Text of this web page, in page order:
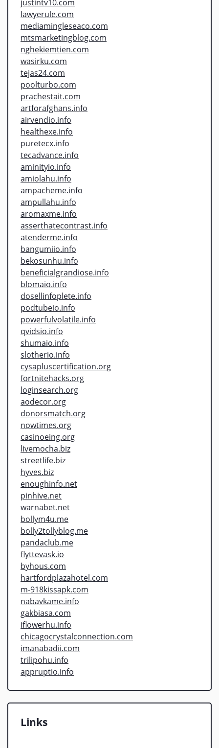
justintv10.com
lawyerule.com
mediamingleseaco.com
mtsmarketingblog.com
nghekiemtien.com
wasirku.com
tejas24.com
poolturbo.com
prachestait.com
artforafghans.info
airvendio.info
healthexe.info
puretecx.info
tecadvance.info
aminityio.info
amiolahu.info
ampacheme.info
ampullahu.info
aromaxme.info
asserthatecontrast.info
atenderme.info
bangumiio.info
bekosunhu.info
beneficialgrandiose.info
blomaio.info
dosellinfoplete.info
podtubeio.info
powerfulvolatile.info
qvidsio.info
shumaio.info
slotherio.info
cysapluscertification.org
fortnitehacks.org
loginsearch.org
aodecor.org
donorsmatch.org
nowtimes.org
casinoeing.org
livemocha.biz
streetlife.biz
hyves.biz
enoughinfo.net
pinhive.net
warnabet.net
bollym4u.me
bolly2tollyblog.me
pandaclub.me
flyttevask.io
byhous.com
hartfordplazahotel.com
m-918kissapk.com
nabavkame.info
gakbiasa.com
iflowerhu.info
chicagocrystalconnection.com
imanabadii.com
trilipohu.info
appruptio.info
Links